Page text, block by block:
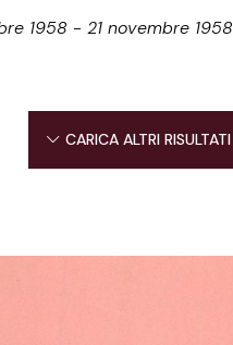
1958 - 21 novembre 1958
CARICA ALTRI RISULTATI